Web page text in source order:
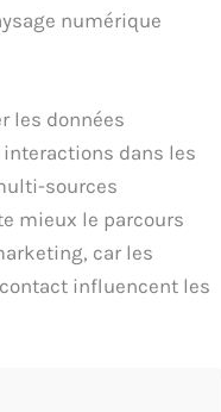
numérique
les données
dans les
sources
mieux le parcours
car les
influencent les